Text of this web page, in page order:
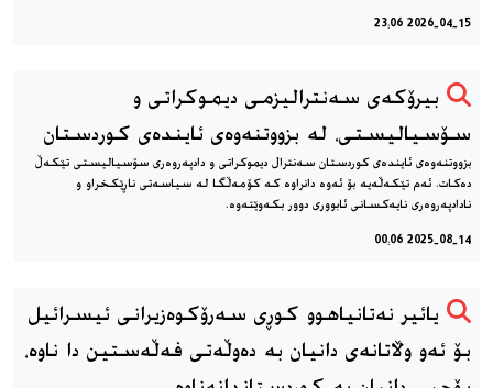
2026-04-15 23:06
بیرۆکەی سەنترالیزمی دیموكراتی و
سۆسیالیستی، له بزووتنەوەی ئایندەی کوردستان
بزووتنەوەی ئایندەی کوردستان سه‌نترال دیموکراتی و دادپەروەری سۆسیالیستی تێکەڵ
دەکات. ئەم تێکەڵەیە بۆ ئەوە دانراوە کە کۆمه‌ڵگا له سیاسەتی ناڕێکخراو و
نادادپەروەری نایەکسانی ئابووری دوور بکەوێتەوە.
2025-08-14 00:06
یائیر نەتانیاهوو كوڕی سەرۆكوەزیرانی ئیسرائیل
بۆ ئەو وڵاتانەی دانیان بە دەوڵەتی فەڵەستین دا ناوە،